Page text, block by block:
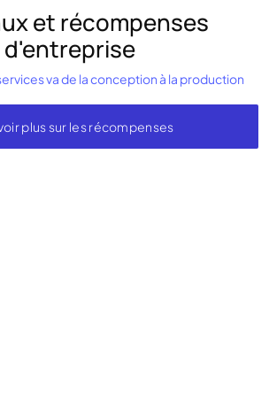
et récompenses
d'entreprise
va de la conception à la production
plus sur les récompenses